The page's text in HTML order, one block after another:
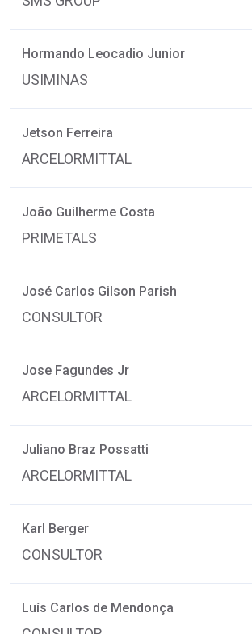
Hormando Leocadio Junior
USIMINAS
Jetson Ferreira
ARCELORMITTAL
João Guilherme Costa
PRIMETALS
José Carlos Gilson Parish
CONSULTOR
Jose Fagundes Jr
ARCELORMITTAL
Juliano Braz Possatti
ARCELORMITTAL
Karl Berger
CONSULTOR
Luís Carlos de Mendonça